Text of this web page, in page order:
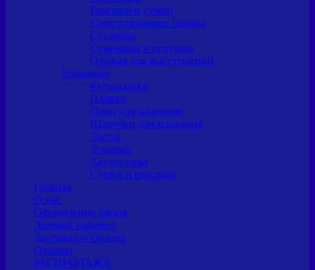
Рюкзаки и сумки
Сопутствующие товары
Сушилки
Сувениры и игрушки
Одежда для выступлений
Плавание
Купальники
Плавки
Очки для плавания
Шапочки для плавания
Ласты
Лопатки
Аксессуары
Сумки и рюкзаки
Главная
О нас
Оформление заказа
Личный кабинет
Доставка и Оплата
Отзывы
РАСПРОДАЖА